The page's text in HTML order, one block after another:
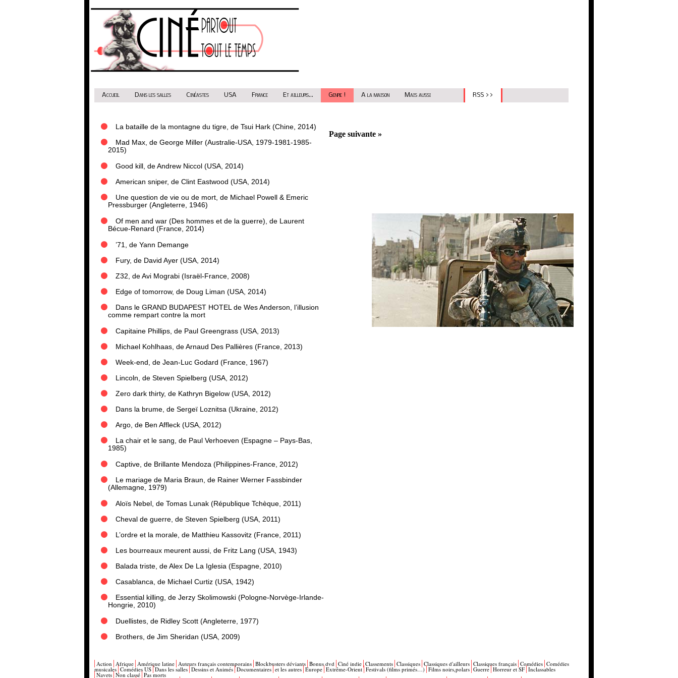
Accueil Dans les salles Cinéastes USA France Et ailleurs... Genre ! A la maison Mais aussi RSS >>
La bataille de la montagne du tigre, de Tsui Hark (Chine, 2014)
Mad Max, de George Miller (Australie-USA, 1979-1981-1985-
2015)
Good kill, de Andrew Niccol (USA, 2014)
American sniper, de Clint Eastwood (USA, 2014)
Une question de vie ou de mort, de Michael Powell & Emeric
Pressburger (Angleterre, 1946)
Of men and war (Des hommes et de la guerre), de Laurent
Bécue-Renard (France, 2014)
’71, de Yann Demange
Fury, de David Ayer (USA, 2014)
Z32, de Avi Mograbi (Israël-France, 2008)
Edge of tomorrow, de Doug Liman (USA, 2014)
Dans le GRAND BUDAPEST HOTEL de Wes Anderson, l’illusion
comme rempart contre la mort
Capitaine Phillips, de Paul Greengrass (USA, 2013)
Michael Kohlhaas, de Arnaud Des Pallières (France, 2013)
Week-end, de Jean-Luc Godard (France, 1967)
Lincoln, de Steven Spielberg (USA, 2012)
Zero dark thirty, de Kathryn Bigelow (USA, 2012)
Dans la brume, de Sergeï Loznitsa (Ukraine, 2012)
Argo, de Ben Affleck (USA, 2012)
La chair et le sang, de Paul Verhoeven (Espagne – Pays-Bas,
1985)
Captive, de Brillante Mendoza (Philippines-France, 2012)
Le mariage de Maria Braun, de Rainer Werner Fassbinder
(Allemagne, 1979)
Aloïs Nebel, de Tomas Lunak (République Tchèque, 2011)
Cheval de guerre, de Steven Spielberg (USA, 2011)
L’ordre et la morale, de Matthieu Kassovitz (France, 2011)
Les bourreaux meurent aussi, de Fritz Lang (USA, 1943)
Balada triste, de Alex De La Iglesia (Espagne, 2010)
Casablanca, de Michael Curtiz (USA, 1942)
Essential killing, de Jerzy Skolimowski (Pologne-Norvège-Irlande-
Hongrie, 2010)
Duellistes, de Ridley Scott (Angleterre, 1977)
Brothers, de Jim Sheridan (USA, 2009)
Page suivante »
Action Afrique Amérique latine Auteurs français contemporains Blockbusters déviants Bonus dvd Ciné indie Classements Classiques Classiques d'ailleurs Classiques français Comédies Comédies
musicales Comédies US Dans les salles Dessins et Animés Documentaires et les autres Europe Extrême-Orient Festivals (films primés…) Films noirs,polars Guerre Horreur et SF Inclassables
Navets Non classé Pas morts